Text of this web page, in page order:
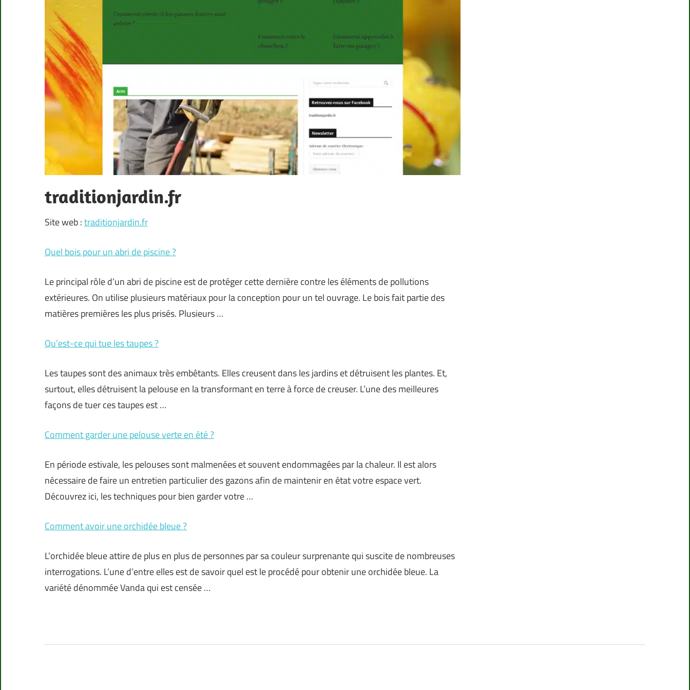
traditionjardin.fr
Site web :traditionjardin.fr
Quel bois pour un abri de piscine ?
Le principal rôle d’un abri de piscine est de protéger cette dernière contre les éléments de pollutions
extérieures. On utilise plusieurs matériaux pour la conception pour un tel ouvrage. Le bois fait partie des
matières premières les plus prisés. Plusieurs …
Qu’est-ce qui tue les taupes ?
Les taupes sont des animaux très embêtants. Elles creusent dans les jardins et détruisent les plantes. Et,
surtout, elles détruisent la pelouse en la transformant en terre à force de creuser. L’une des meilleures
façons de tuer ces taupes est …
Comment garder une pelouse verte en été ?
En période estivale, les pelouses sont malmenées et souvent endommagées par la chaleur. Il est alors
nécessaire de faire un entretien particulier des gazons afin de maintenir en état votre espace vert.
Découvrez ici, les techniques pour bien garder votre …
Comment avoir une orchidée bleue ?
L’orchidée bleue attire de plus en plus de personnes par sa couleur surprenante qui suscite de nombreuses
interrogations. L’une d’entre elles est de savoir quel est le procédé pour obtenir une orchidée bleue. La
variété dénommée Vanda qui est censée …